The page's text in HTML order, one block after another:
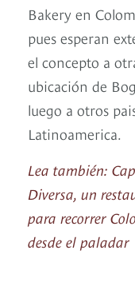
Bakery en
pues esperan
el concepto a
ubicación de
luego a otros
Latinoamerica.
Lea también:
Diversa, un
para recorrer
desde el paladar